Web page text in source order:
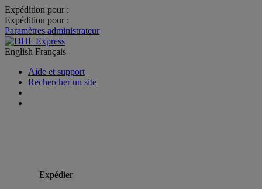
Expédition pour :
Expédition pour :
Paramètres administrateur
English Français
Aide et support
Rechercher un site
Expédier